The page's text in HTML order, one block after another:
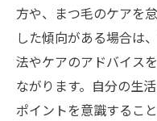
方や、まつ毛のケアを
した傾向がある場合は
法やケアのアドバイス
ながります。自分の生
ポイントを意識すること